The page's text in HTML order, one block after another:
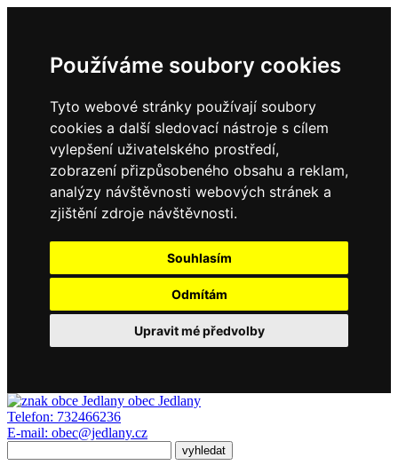
Používáme soubory cookies
Tyto webové stránky používají soubory
cookies a další sledovací nástroje s cílem
vylepšení uživatelského prostředí,
zobrazení přizpůsobeného obsahu a reklam,
analýzy návštěvnosti webových stránek a
zjištění zdroje návštěvnosti.
Souhlasím
Odmítám
Upravit mé předvolby
obec Jedlany
Telefon: 732466236
E-mail: obec@jedlany.cz